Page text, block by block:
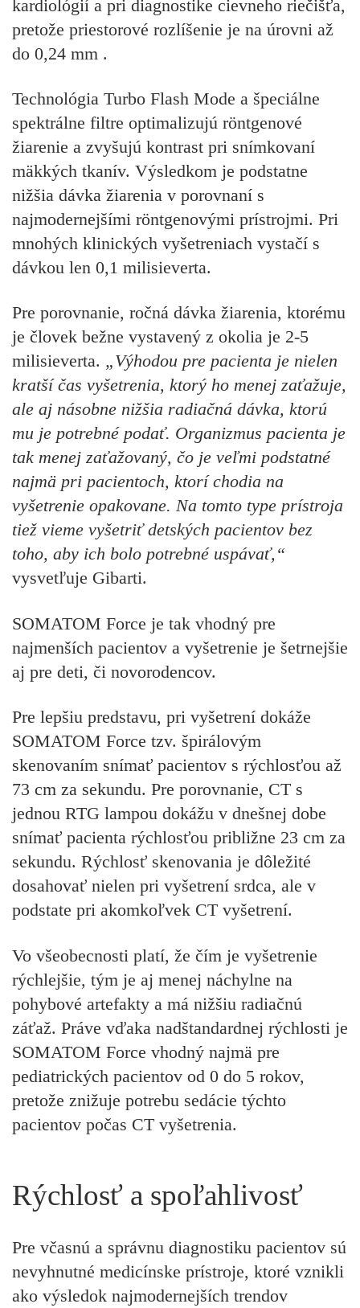
kardiológií a pri diagnostike cievneho riečišťa,
pretože priestorové rozlíšenie je na úrovni až
do 0,24 mm .
Technológia Turbo Flash Mode a špeciálne
spektrálne filtre optimalizujú röntgenové
žiarenie a zvyšujú kontrast pri snímkovaní
mäkkých tkanív. Výsledkom je podstatne
nižšia dávka žiarenia v porovnaní s
najmodernejšími röntgenovými prístrojmi. Pri
mnohých klinických vyšetreniach vystačí s
dávkou len 0,1 milisieverta.
Pre porovnanie, ročná dávka žiarenia, ktorému
je človek bežne vystavený z okolia je 2-5
milisieverta. „Výhodou pre pacienta je nielen
kratší čas vyšetrenia, ktorý ho menej zaťažuje,
ale aj násobne nižšia radiačná dávka, ktorú
mu je potrebné podať. Organizmus pacienta je
tak menej zaťažovaný, čo je veľmi podstatné
najmä pri pacientoch, ktorí chodia na
vyšetrenie opakovane. Na tomto type prístroja
tiež vieme vyšetriť detských pacientov bez
toho, aby ich bolo potrebné uspávať,“
vysvetľuje Gibarti.
SOMATOM Force je tak vhodný pre
najmenších pacientov a vyšetrenie je šetrnejšie
aj pre deti, či novorodencov.
Pre lepšiu predstavu, pri vyšetrení dokáže
SOMATOM Force tzv. špirálovým
skenovaním snímať pacientov s rýchlosťou až
73 cm za sekundu. Pre porovnanie, CT s
jednou RTG lampou dokážu v dnešnej dobe
snímať pacienta rýchlosťou približne 23 cm za
sekundu. Rýchlosť skenovania je dôležité
dosahovať nielen pri vyšetrení srdca, ale v
podstate pri akomkoľvek CT vyšetrení.
Vo všeobecnosti platí, že čím je vyšetrenie
rýchlejšie, tým je aj menej náchylne na
pohybové artefakty a má nižšiu radiačnú
záťaž. Práve vďaka nadštandardnej rýchlosti je
SOMATOM Force vhodný najmä pre
pediatrických pacientov od 0 do 5 rokov,
pretože znižuje potrebu sedácie týchto
pacientov počas CT vyšetrenia.
Rýchlosť a spoľahlivosť
Pre včasnú a správnu diagnostiku pacientov sú
nevyhnutné medicínske prístroje, ktoré vznikli
ako výsledok najmodernejších trendov